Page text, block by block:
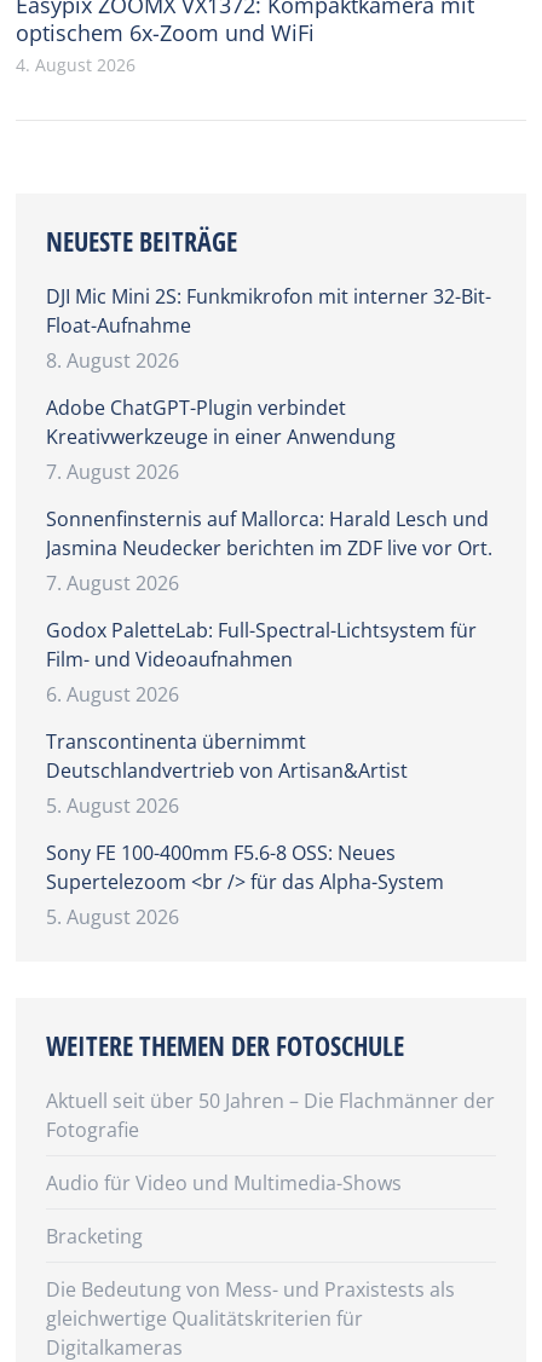
optischem 6x-Zoom und WiFi
4. August 2026
NEUESTE BEITRÄGE
DJI Mic Mini 2S: Funkmikrofon mit interner 32-Bit-
Float-Aufnahme
8. August 2026
Adobe ChatGPT-Plugin verbindet
Kreativwerkzeuge in einer Anwendung
7. August 2026
Sonnenfinsternis auf Mallorca: Harald Lesch und
Jasmina Neudecker berichten im ZDF live vor Ort.
7. August 2026
Godox PaletteLab: Full-Spectral-Lichtsystem für
Film- und Videoaufnahmen
6. August 2026
Transcontinenta übernimmt
Deutschlandvertrieb von Artisan&Artist
5. August 2026
Sony FE 100-400mm F5.6-8 OSS: Neues
Supertelezoom <br /> für das Alpha-System
5. August 2026
WEITERE THEMEN DER FOTOSCHULE
Aktuell seit über 50 Jahren – Die Flachmänner der
Fotografie
Audio für Video und Multimedia-Shows
Bracketing
Die Bedeutung von Mess- und Praxistests als
gleichwertige Qualitätskriterien für
Digitalkameras